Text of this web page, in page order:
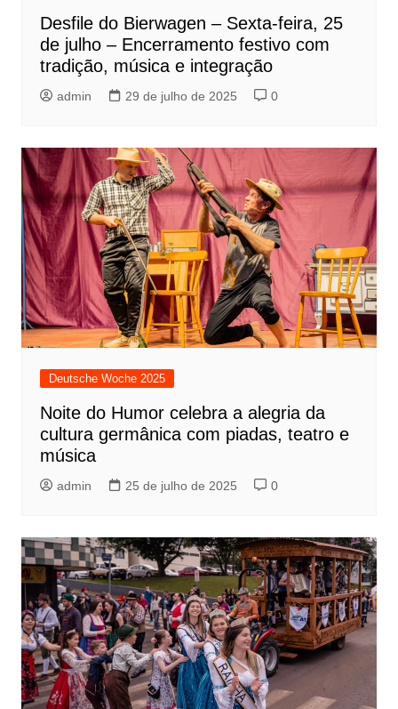
Desfile do Bierwagen – Sexta-feira, 25
de julho – Encerramento festivo com
tradição, música e integração
admin 29 de julho de 2025 0
Deutsche Woche 2025
Noite do Humor celebra a alegria da
cultura germânica com piadas, teatro e
música
admin 25 de julho de 2025 0